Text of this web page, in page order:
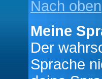
Nach oben
Meine
Der
Sprache